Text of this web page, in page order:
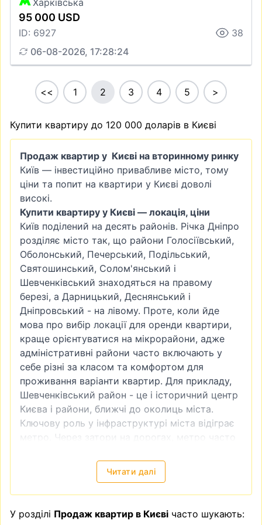
Харківська
95 000 USD
ID: 6927
38
06-08-2026, 17:28:24
<< 1 2 3 4 5 >
Купити квартиру до 120 000 доларів в Києві
Продаж квартир у Києві на вторинному ринку
Київ — інвестиційно привабливе місто, тому
ціни та попит на квартири у Києві доволі
високі.
Купити квартиру у Києві — локація, ціни
Київ поділений на десять районів. Річка Дніпро
розділяє місто так, що райони Голосіївський,
Оболонський, Печерський, Подільський,
Святошинський, Солом'янський і
Шевченківський знаходяться на правому
березі, а Дарницький, Деснянський і
Дніпровський - на лівому. Проте, коли йде
мова про вибір локації для оренди квартири,
краще орієнтуватися на мікрорайони, адже
адміністративні райони часто включають у
себе різні за класом та комфортом для
проживання варіанти квартир. Для прикладу,
Шевченківський район - це і історичний центр
Києва і райони, ближчі до околиць міста.
Ключову роль у інфраструктурі міста відіграє
метро. Через затори на дорогах, метро часто
квартира біля метро завжди буде більш
привабливою як в інвестиційному плані
(наприклад, якщо ви плануєте купити
квартиру для подальшої здачі в оренду), так і
для власного проживання.
Читати далі
У розділі Продаж квартир в Києві часто шукають: